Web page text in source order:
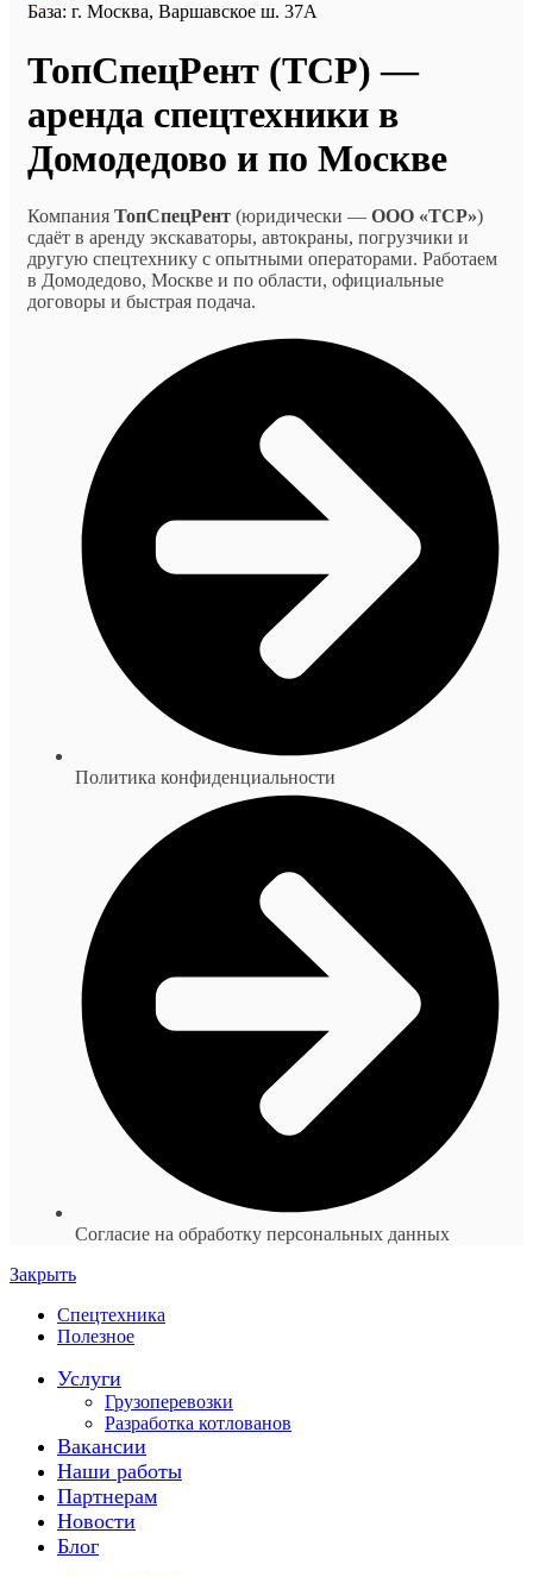
База: г. Москва, Варшавское ш. 37А
ТопСпецРент (ТСР) —
аренда спецтехники в
Домодедово и по Москве
Компания ТопСпецРент (юридически — ООО «ТСР»)
сдаёт в аренду экскаваторы, автокраны, погрузчики и
другую спецтехнику с опытными операторами. Работаем
в Домодедово, Москве и по области, официальные
договоры и быстрая подача.
Политика конфиденциальности
Согласие на обработку персональных данных
Закрыть
Спецтехника
Полезное
Услуги
Грузоперевозки
Разработка котлованов
Вакансии
Наши работы
Партнерам
Новости
Блог